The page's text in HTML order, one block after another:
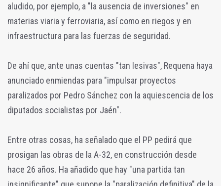
aludido, por ejemplo, a "la ausencia de inversiones" en
materias viaria y ferroviaria, así como en riegos y en
infraestructura para las fuerzas de seguridad.
De ahí que, ante unas cuentas "tan lesivas", Requena haya
anunciado enmiendas para "impulsar proyectos
paralizados por Pedro Sánchez con la aquiescencia de los
diputados socialistas por Jaén".
Entre otras cosas, ha señalado que el PP pedirá que
prosigan las obras de la A-32, en construcción desde
hace 26 años. Ha añadido que hay "una partida tan